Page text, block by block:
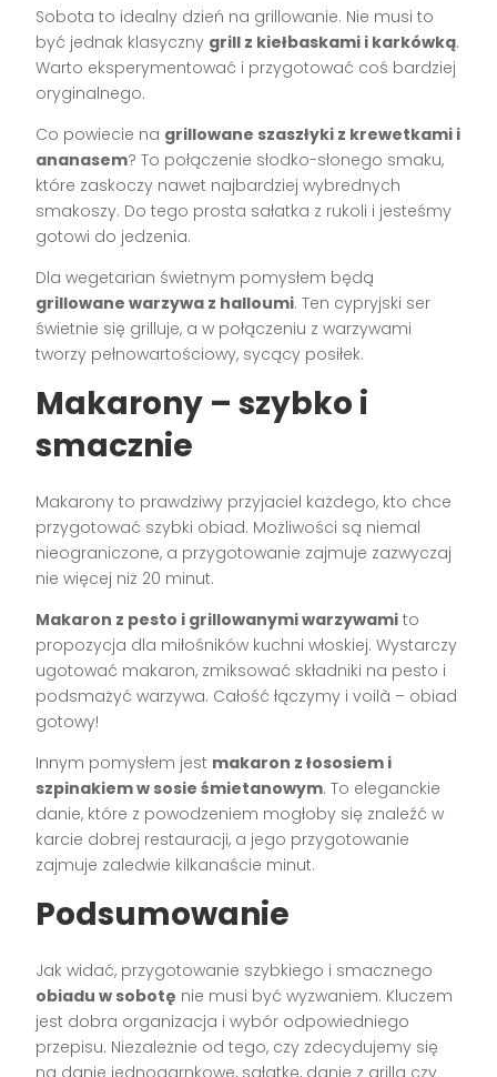
Sobota to idealny dzień na grillowanie. Nie musi to
być jednak klasyczny grill z kiełbaskami i karkówką.
Warto eksperymentować i przygotować coś bardziej
oryginalnego.
Co powiecie na grillowane szaszłyki z krewetkami i
ananasem? To połączenie słodko-słonego smaku,
które zaskoczy nawet najbardziej wybrednych
smakoszy. Do tego prosta sałatka z rukoli i jesteśmy
gotowi do jedzenia.
Dla wegetarian świetnym pomysłem będą
grillowane warzywa z halloumi. Ten cypryjski ser
świetnie się grilluje, a w połączeniu z warzywami
tworzy pełnowartościowy, sycący posiłek.
Makarony – szybko i
smacznie
Makarony to prawdziwy przyjaciel każdego, kto chce
przygotować szybki obiad. Możliwości są niemal
nieograniczone, a przygotowanie zajmuje zazwyczaj
nie więcej niż 20 minut.
Makaron z pesto i grillowanymi warzywami to
propozycja dla miłośników kuchni włoskiej. Wystarczy
ugotować makaron, zmiksować składniki na pesto i
podsmażyć warzywa. Całość łączymy i voilà – obiad
gotowy!
Innym pomysłem jest makaron z łososiem i
szpinakiem w sosie śmietanowym. To eleganckie
danie, które z powodzeniem mogłoby się znaleźć w
karcie dobrej restauracji, a jego przygotowanie
zajmuje zaledwie kilkanaście minut.
Podsumowanie
Jak widać, przygotowanie szybkiego i smacznego
obiadu w sobotę nie musi być wyzwaniem. Kluczem
jest dobra organizacja i wybór odpowiedniego
przepisu. Niezależnie od tego, czy zdecydujemy się